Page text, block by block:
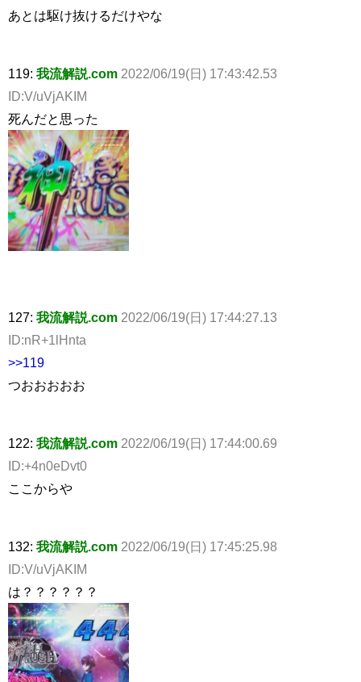
あとは駆け抜けるだけやな
119: 我流解説.com 2022/06/19(日) 17:43:42.53
ID:V/uVjAKIM
死んだと思った
127: 我流解説.com 2022/06/19(日) 17:44:27.13
ID:nR+1lHnta
>>119
つおおおおお
122: 我流解説.com 2022/06/19(日) 17:44:00.69
ID:+4n0eDvt0
ここからや
132: 我流解説.com 2022/06/19(日) 17:45:25.98
ID:V/uVjAKIM
は？？？？？？